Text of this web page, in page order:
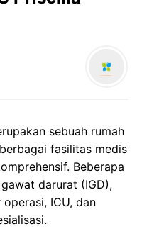
sebuah rumah
fasilitas medis
Beberapa
darurat (IGD),
ICU, dan